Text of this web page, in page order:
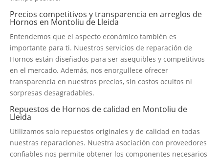
Precios competitivos y transparencia en arreglos de
Hornos en Montoliu de Lleida
Entendemos que el aspecto económico también es
importante para ti. Nuestros servicios de reparación de
Hornos están diseñados para ser asequibles y competitivos
en el mercado. Además, nos enorgullece ofrecer
transparencia en nuestros precios, sin costos ocultos ni
sorpresas desagradables.
Repuestos de Hornos de calidad en Montoliu de
Lleida
Utilizamos solo repuestos originales y de calidad en todas
nuestras reparaciones. Nuestra asociación con proveedores
confiables nos permite obtener los componentes necesarios